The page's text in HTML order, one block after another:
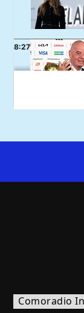
Comoradio